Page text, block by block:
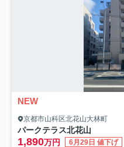
NEW
京都市山科区北花山大林町
パークテラス北花山
1,890万円 6月29日 値下げ